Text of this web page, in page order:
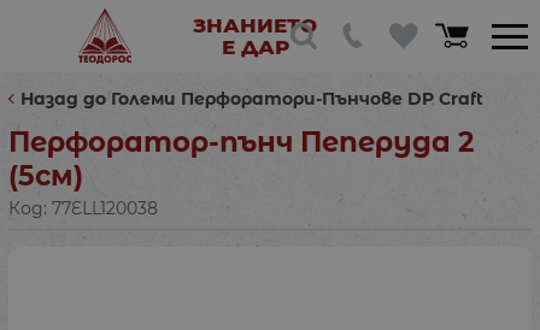
ЗНАНИЕТО
Е ДАР
Назад до Големи Перфоратори-Пънчове DP Craft
Перфоратор-пънч Пеперуда 2
(5см)
Код: 77ELL120038